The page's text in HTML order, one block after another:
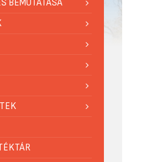
BEMUTATÁSA